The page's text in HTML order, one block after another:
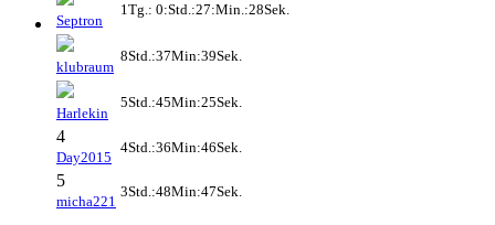
Septron
1Tg.: 0:Std.:27:Min.:28Sek.
klubraum
8Std.:37Min:39Sek.
Harlekin
5Std.:45Min:25Sek.
4
Day2015
4Std.:36Min:46Sek.
5
micha221
3Std.:48Min:47Sek.